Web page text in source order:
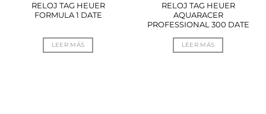
RELOJ TAG HEUER
FORMULA 1 DATE
LEER MÁS
RELOJ TAG HEUER
AQUARACER
PROFESSIONAL 300 DATE
LEER MÁS